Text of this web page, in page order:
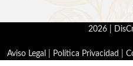
2026 |
Aviso Legal Política Privacidad